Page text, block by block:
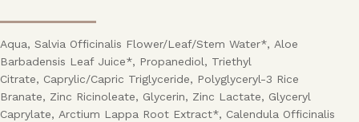
Aqua, Salvia Officinalis Flower/Leaf/Stem Water*, Aloe
Barbadensis Leaf Juice*, Propanediol, Triethyl
Citrate, Caprylic/Capric Triglyceride, Polyglyceryl-3 Rice
Branate, Zinc Ricinoleate, Glycerin, Zinc Lactate, Glyceryl
Caprylate, Arctium Lappa Root Extract*, Calendula Officinalis